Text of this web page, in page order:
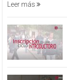
Leer más